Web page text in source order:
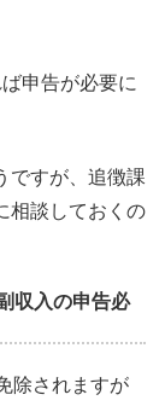
申告が必要に
ですが、追徴課
相談しておくの
収入の申告必
除されますが